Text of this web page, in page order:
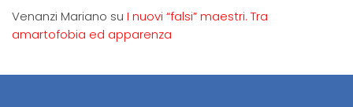
Venanzi Mariano su I nuovi “falsi” maestri. Tra
amartofobia ed apparenza